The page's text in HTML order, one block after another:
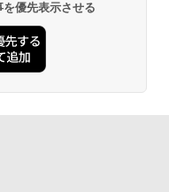
P42i (Bluetooth 6.1)【完
ン/ウルトラノイズキャン
チポイント接続 / 最大40時
形状/持ち運びに便利 / IP5
技術基準適合】パープ
Flo Milli, ATL Jacob
ラベルレス 500ml ×24本
ナジウム含有 水 ミネラル
ボトル 静岡県産 500ミリリ
17巻 (デジタル版ビッグガ
)
優先表示させる